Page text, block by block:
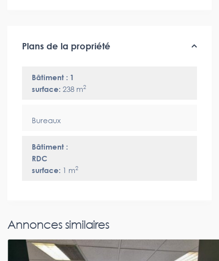
Plans de la propriété
Bâtiment : 1
surface: 238 m2
Bureaux
Bâtiment :
RDC
surface: 1 m2
Annonces similaires